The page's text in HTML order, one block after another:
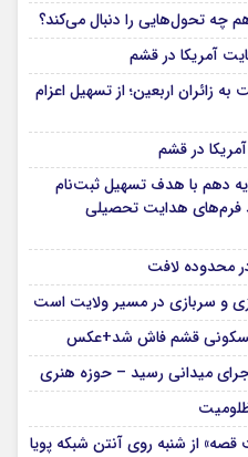
چه تحول‌هایی را دنبال می‌کند؟
اربعین؛ از تسهیل اعزام
در قشم
دهم با هدف تسهیل ثبت‌نام
صدور بیش از ۹۳ درصد فرم‌های هدایت تحصیلی
محدوده لافت
و سربازی در مسیر ولایت است
مسکونی قشم فاش شد+عکس
از شنبه روی آنتن شبکه پویا